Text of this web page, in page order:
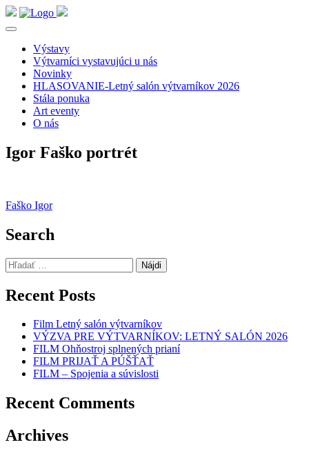
Výstavy
Výtvarníci vystavujúci u nás
Novinky
HLASOVANIE-Letný salón výtvarníkov 2026
Stála ponuka
Art eventy
O nás
Igor Faško portrét
Navigácia
v
článku
Faško Igor
Search
Hľadať:
Recent Posts
Film Letný salón výtvarníkov
VÝZVA PRE VÝTVARNÍKOV: LETNÝ SALÓN 2026
FILM Ohňostroj splnených prianí
FILM PRIJAŤ A PÚŠŤAŤ
FILM – Spojenia a súvislosti
Recent Comments
Archives